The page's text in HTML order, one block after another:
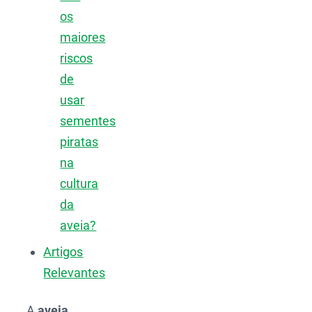
os
maiores
riscos
de
usar
sementes
piratas
na
cultura
da
aveia?
Artigos
Relevantes